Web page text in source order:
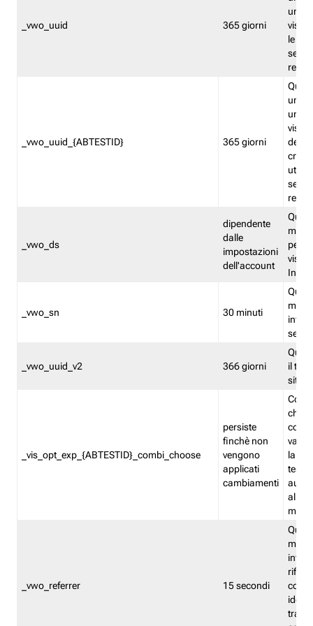
_vwo_uuid 365 giorni
le
_vwo_uuid_{ABTESTID} 365 giorni
un
del
_vwo_ds
dipendente
dalle
impostazioni
dell'account
_vwo_sn 30 minuti
_vwo_uuid_v2 366 giorni
il
sito
_vis_opt_exp_{ABTESTID}_combi_choose
persiste
finchè non
vengono
applicati
cambiamenti
che
la
test.
_vwo_referrer 15 secondi